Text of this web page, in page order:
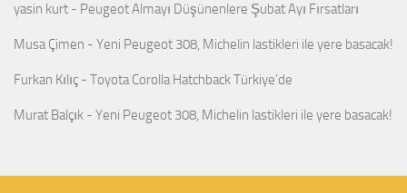
yasin kurt - Peugeot Almayı Düşünenlere Şubat Ayı Fırsatları
Musa Çimen - Yeni Peugeot 308, Michelin lastikleri ile yere basacak!
Furkan Kılıç - Toyota Corolla Hatchback Türkiye’de
Murat Balçık - Yeni Peugeot 308, Michelin lastikleri ile yere basacak!